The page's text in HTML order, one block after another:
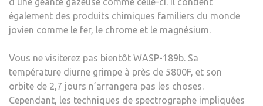
également des produits chimiques familiers du monde
jovien comme le fer, le chrome et le magnésium.
Vous ne visiterez pas bientôt WASP-189b. Sa
température diurne grimpe à près de 5800F, et son
orbite de 2,7 jours n’arrangera pas les choses.
Cependant, les techniques de spectrographe impliquées